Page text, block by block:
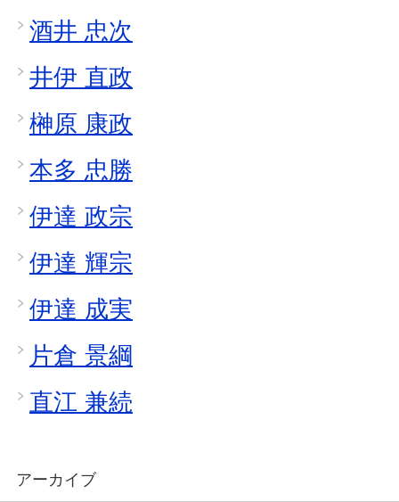
酒井 忠次
井伊 直政
榊原 康政
本多 忠勝
伊達 政宗
伊達 輝宗
伊達 成実
片倉 景綱
直江 兼続
アーカイブ